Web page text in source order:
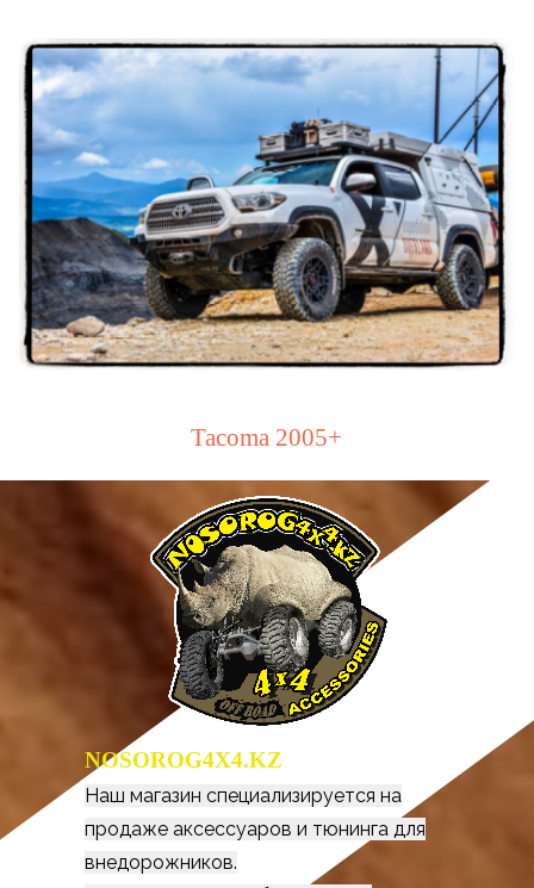
Tacoma 2005+
NOSOROG4X4.KZ
Наш магазин специализируется на
продаже аксессуаров и тюнинга для
внедорожников.